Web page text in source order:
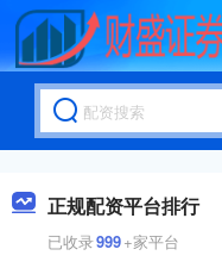
正规配资平台排行
已收录999+家平台